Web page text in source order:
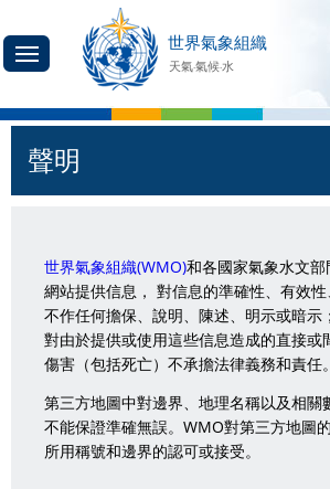
世界氣象組織
天氣·氣候·水
聲明
世界氣象組織(WMO)和各國家氣象水文
網站提供信息， 對信息的準確性、有效
不作任何擔保、說明、陳述、明示或暗示
對由於提供或使用這些信息造成的直接或
傷害（包括死亡）不承擔法律義務和責任。
第三方地圖中對邊界、地理名稱以及相關
不能保證準確無誤。WMO對第三方地圖
所用稱號和邊界的認可或接受。